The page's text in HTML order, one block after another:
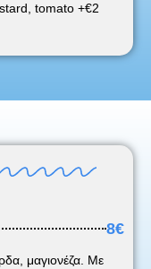
tomato +€2
8€
μαγιονέζα. Με